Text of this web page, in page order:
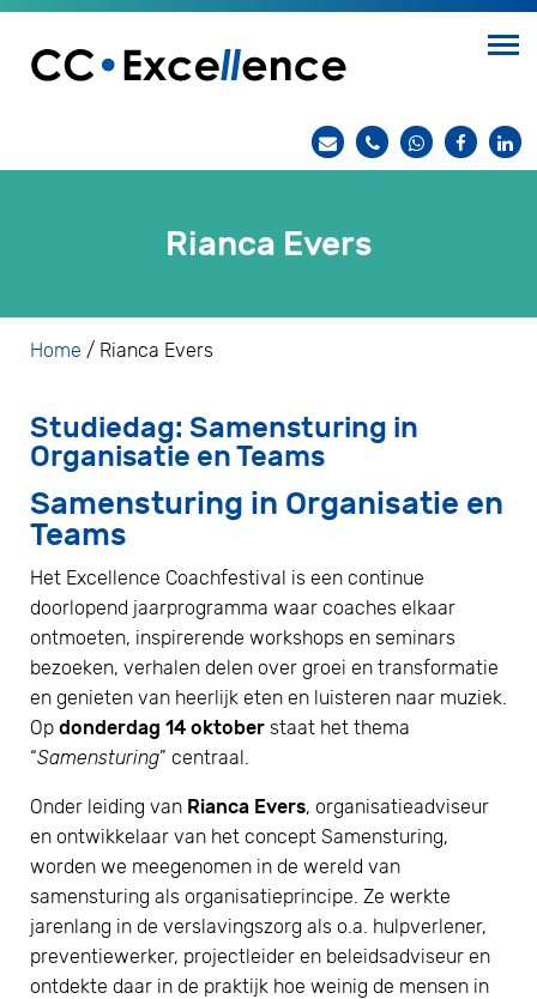
Rianca Evers
Home / Rianca Evers
Studiedag: Samensturing in
Organisatie en Teams
Samensturing in Organisatie en
Teams
Het Excellence Coachfestival is een continue
doorlopend jaarprogramma waar coaches elkaar
ontmoeten, inspirerende workshops en seminars
bezoeken, verhalen delen over groei en transformatie
en genieten van heerlijk eten en luisteren naar muziek.
Op donderdag 14 oktober staat het thema
“Samensturing” centraal.
Onder leiding van Rianca Evers, organisatieadviseur
en ontwikkelaar van het concept Samensturing,
worden we meegenomen in de wereld van
samensturing als organisatieprincipe. Ze werkte
jarenlang in de verslavingszorg als o.a. hulpverlener,
preventiewerker, projectleider en beleidsadviseur en
ontdekte daar in de praktijk hoe weinig de mensen in